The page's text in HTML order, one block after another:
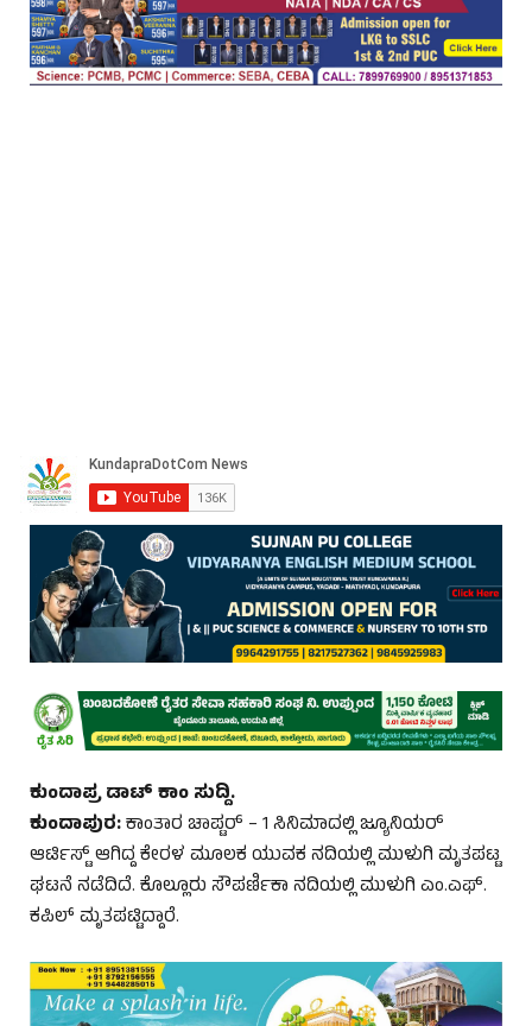
ಕುಂದಾಪ್ರ ಡಾಟ್‌ ಕಾಂ ಸುದ್ದಿ.
ಕುಂದಾಪುರ:ಕಾಂತಾರ ಚಾಪ್ಟರ್‌ – 1 ಸಿನಿಮಾದಲ್ಲಿ ಜ್ಯೂನಿಯರ್‌
ಆರ್ಟಿಸ್ಟ್‌ ಆಗಿದ್ದ ಕೇರಳ ಮೂಲಕ ಯುವಕ ನದಿಯಲ್ಲಿ ಮುಳುಗಿ ಮೃತಪಟ್ಟ
ಘಟನೆ ನಡೆದಿದೆ. ಕೊಲ್ಲೂರು ಸೌಪರ್ಣಿಕಾ ನದಿಯಲ್ಲಿ ಮುಳುಗಿ ಎಂ.ಎಫ್‌.
ಕಪಿಲ್‌ ಮೃತಪಟ್ಟಿದ್ದಾರೆ.